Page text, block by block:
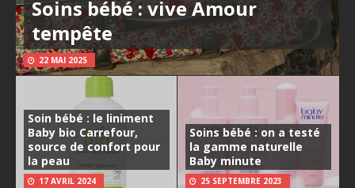
Soins bébé : vive Amour
tempête
22 MAI 2025
Soin bébé : le liniment
Baby bio Carrefour,
source de confort pour
la peau
17 AVRIL 2024
Soins bébé : on a testé
la gamme naturelle
Baby minute
25 SEPTEMBRE 2023